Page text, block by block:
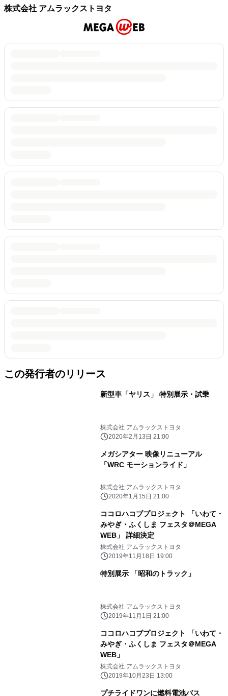
株式会社 アムラックストヨタ
この発行者のリリース
新型車「ヤリス」 特別展示・試乗
株式会社 アムラックストヨタ
2020年2月13日 21:00
メガシアター 映像リニューアル
「WRC モーションライド」
株式会社 アムラックストヨタ
2020年1月15日 21:00
ココロハコブプロジェクト 「いわて・
みやぎ・ふくしま フェスタ＠MEGA
WEB」 詳細決定
株式会社 アムラックストヨタ
2019年11月18日 19:00
特別展示 「昭和のトラック」
株式会社 アムラックストヨタ
2019年11月1日 21:00
ココロハコブプロジェクト 「いわて・
みやぎ・ふくしま フェスタ＠MEGA
WEB」
株式会社 アムラックストヨタ
2019年10月23日 13:00
プチライドワンに燃料電池バス